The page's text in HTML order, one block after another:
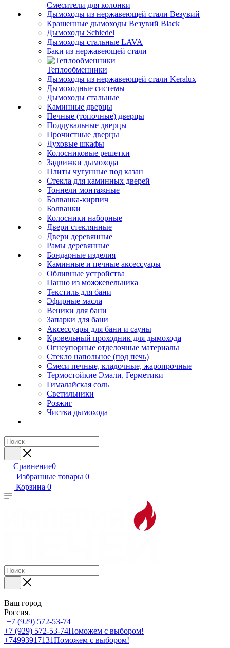
Смесители для колонки
Дымоходы из нержавеющей стали Везувий
Крашенные дымоходы Везувий Black
Дымоходы Schiedel
Дымоходы стальные LAVA
Баки из нержавеющей стали
Теплообменники
Дымоходы из нержавеющей стали Keralux
Дымоходные системы
Дымоходы стальные
Каминные дверцы
Печные (топочные) дверцы
Поддувальные дверцы
Прочистные дверцы
Духовые шкафы
Колосниковые решетки
Задвижки дымохода
Плиты чугунные под казан
Стекла для каминных дверей
Тоннели монтажные
Болванка-кирпич
Болванки
Колосники наборные
Двери стеклянные
Двери деревянные
Рамы деревянные
Бондарные изделия
Каминные и печные аксессуары
Обливные устройства
Панно из можжевельника
Текстиль для бани
Эфирные масла
Веники для бани
Запарки для бани
Аксессуары для бани и сауны
Кровельный проходник для дымохода
Огнеупорные отделочные материалы
Стекло напольное (под печь)
Смеси печные, кладочные, жаропрочные
Термостойкие Эмали, Герметики
Гималайская соль
Светильники
Розжиг
Чистка дымохода
Сравнение0
Избранные товары 0
Корзина 0
Ваш город
Россия
+7 (929) 572-53-74
+7 (929) 572-53-74Поможем с выбором!
+74993917131Поможем с выбором!